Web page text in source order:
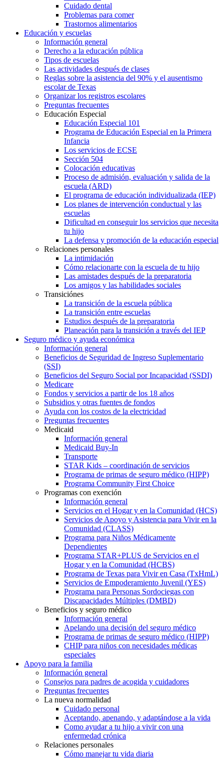
Cuidado dental
Problemas para comer
Trastornos alimentarios
Educación y escuelas
Información general
Derecho a la educación pública
Tipos de escuelas
Las actividades después de clases
Reglas sobre la asistencia del 90% y el ausentismo
escolar de Texas
Organizar los registros escolares
Preguntas frecuentes
Educación Especial
Educación Especial 101
Programa de Educación Especial en la Primera
Infancia
Los servicios de ECSE
Sección 504
Colocación educativas
Proceso de admisión, evaluación y salida de la
escuela (ARD)
El programa de educación individualizada (IEP)
Los planes de intervención conductual y las
escuelas
Dificultad en conseguir los servicios que necesita
tu hijo
La defensa y promoción de la educación especial
Relaciones personales
La intimidación
Cómo relacionarte con la escuela de tu hijo
Las amistades después de la preparatoria
Los amigos y las habilidades sociales
Transiciónes
La transición de la escuela pública
La transición entre escuelas
Estudios después de la preparatoria
Planeación para la transición a través del IEP
Seguro médico y ayuda económica
Información general
Beneficios de Seguridad de Ingreso Suplementario
(SSI)
Beneficios del Seguro Social por Incapacidad (SSDI)
Medicare
Fondos y servicios a partir de los 18 años
Subsidios y otras fuentes de fondos
Ayuda con los costos de la electricidad
Preguntas frecuentes
Medicaid
Información general
Medicaid Buy-In
Transporte
STAR Kids – coordinación de servicios
Programa de primas de seguro médico (HIPP)
Programa Community First Choice
Programas con exención
Información general
Servicios en el Hogar y en la Comunidad (HCS)
Servicios de Apoyo y Asistencia para Vivir en la
Comunidad (CLASS)
Programa para Niños Médicamente
Dependientes
Programa STAR+PLUS de Servicios en el
Hogar y en la Comunidad (HCBS)
Programa de Texas para Vivir en Casa (TxHmL)
Servicios de Empoderamiento Juvenil (YES)
Programa para Personas Sordociegas con
Discapacidades Múltiples (DMBD)
Beneficios y seguro médico
Información general
Apelando una decisión del seguro médico
Programa de primas de seguro médico (HIPP)
CHIP para niños con necesidades médicas
especiales
Apoyo para la familia
Información general
Consejos para padres de acogida y cuidadores
Preguntas frecuentes
La nueva normalidad
Cuidado personal
Aceptando, apenando, y adaptándose a la vida
Como ayudar a tu hijo a vivir con una
enfermedad crónica
Relaciones personales
Cómo manejar tu vida diaria